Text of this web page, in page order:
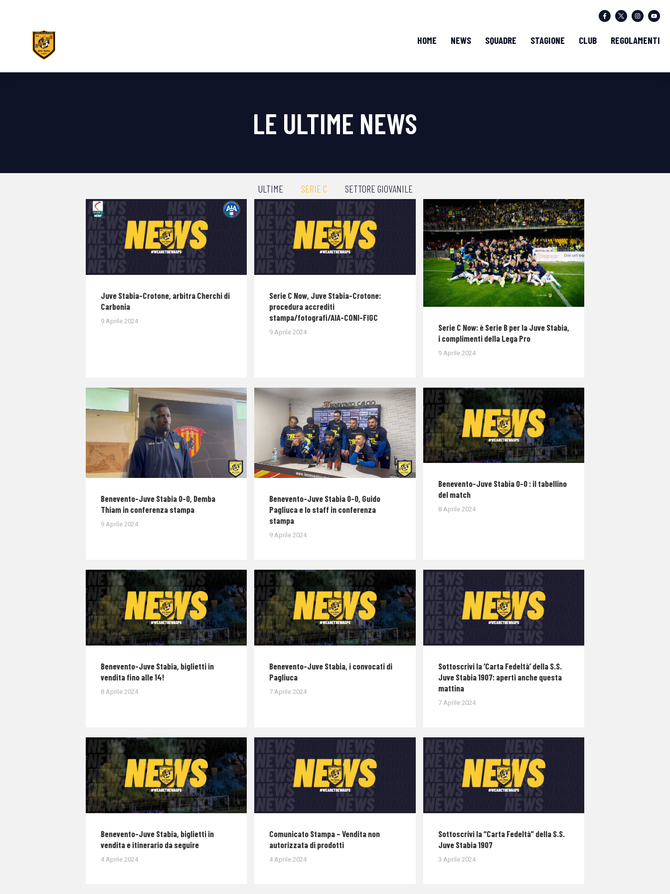
HOME NEWS SQUADRE STAGIONE CLUB REGOLAMENTI
LE ULTIME NEWS
ULTIME SERIE C SETTORE GIOVANILE
Juve Stabia-Crotone, arbitra Cherchi di
Carbonia
9 Aprile 2024
Serie C Now, Juve Stabia-Crotone:
procedura accrediti
stampa/fotografi/AIA-CONI-FIGC
9 Aprile 2024
Serie C Now: è Serie B per la Juve Stabia,
i complimenti della Lega Pro
9 Aprile 2024
Benevento-Juve Stabia 0-0, Demba
Thiam in conferenza stampa
9 Aprile 2024
Benevento-Juve Stabia 0-0, Guido
Pagliuca e lo staff in conferenza
stampa
9 Aprile 2024
Benevento-Juve Stabia 0-0 : il tabellino
del match
8 Aprile 2024
Benevento-Juve Stabia, biglietti in
vendita fino alle 14!
8 Aprile 2024
Benevento-Juve Stabia, i convocati di
Pagliuca
7 Aprile 2024
Sottoscrivi la ‘Carta Fedeltà’ della S.S.
Juve Stabia 1907: aperti anche questa
mattina
7 Aprile 2024
Benevento-Juve Stabia, biglietti in
vendita e itinerario da seguire
4 Aprile 2024
Comunicato Stampa – Vendita non
autorizzata di prodotti
4 Aprile 2024
Sottoscrivi la “Carta Fedeltà” della S.S.
Juve Stabia 1907
3 Aprile 2024